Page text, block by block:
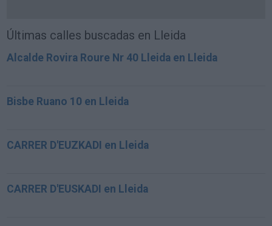
Últimas calles buscadas en Lleida
Alcalde Rovira Roure Nr 40 Lleida en Lleida
Bisbe Ruano 10 en Lleida
CARRER D'EUZKADI en Lleida
CARRER D'EUSKADI en Lleida